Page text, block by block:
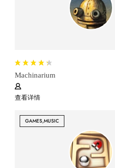
Machinarium
查看详情
GAMES,MUSIC